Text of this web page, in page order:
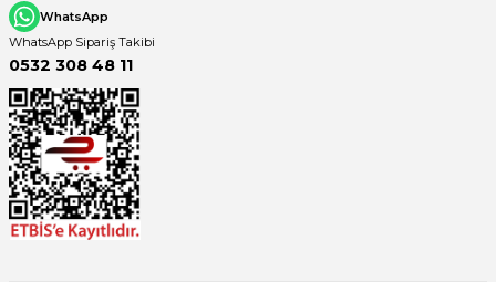
WhatsApp
WhatsApp Sipariş Takibi
0532 308 48 11